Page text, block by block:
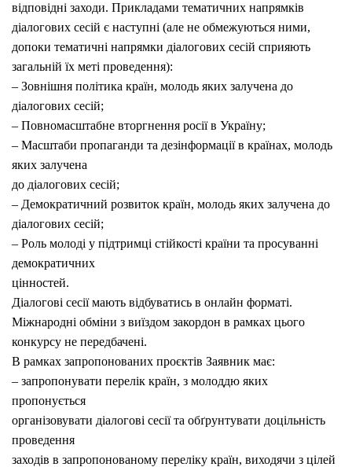
відповідні заходи. Прикладами тематичних напрямків
діалогових сесій є наступні (але не обмежуються ними,
допоки тематичні напрямки діалогових сесій сприяють
загальній їх меті проведення):
– Зовнішня політика країн, молодь яких залучена до
діалогових сесій;
– Повномасштабне вторгнення росії в Україну;
– Масштаби пропаганди та дезінформації в країнах, молодь
яких залучена
до діалогових сесій;
– Демократичний розвиток країн, молодь яких залучена до
діалогових сесій;
– Роль молоді у підтримці стійкості країни та просуванні
демократичних
цінностей.
Діалогові сесії мають відбуватись в онлайн форматі.
Міжнародні обміни з виїздом закордон в рамках цього
конкурсу не передбачені.
В рамках запропонованих проєктів Заявник має:
– запропонувати перелік країн, з молоддю яких
пропонується
організовувати діалогові сесії та обґрунтувати доцільність
проведення
заходів в запропонованому переліку країн, виходячи з цілей